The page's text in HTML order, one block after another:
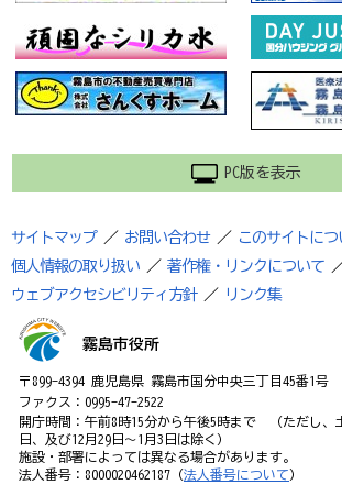
PC版を表示
サイトマップ ／ お問い合わせ ／ このサイトにつ
個人情報の取り扱い ／ 著作権・リンクについて
ウェブアクセシビリティ方針 ／ リンク集
霧島市役所
〒899-4394 鹿児島県 霧島市国分中央三丁目45番1
ファクス：0995-47-2522
開庁時間：午前8時15分から午後5時まで （ただし、
日、及び12月29日～1月3日は除く）
施設・部署によっては異なる場合があります。
法人番号：8000020462187（法人番号について）